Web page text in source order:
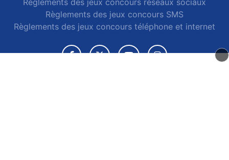
Règlements des jeux concours réseaux sociaux
Règlements des jeux concours SMS
Règlements des jeux concours téléphone et internet